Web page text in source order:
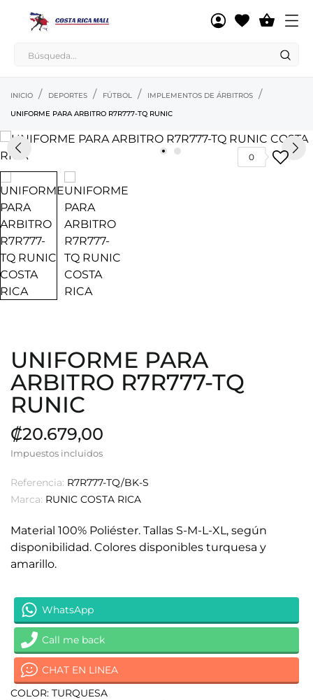

INICIO DEPORTES FÚTBOL
IMPLEMENTOS DE ÁRBITROS
UNIFORME PARA ARBITRO R7R777-TQ RUNIC
0
UNIFORME PARA
ARBITRO R7R777-TQ
RUNIC
₡20.679,00
Impuestos incluidos
Referencia: R7R777-TQ/BK-S
Marca: RUNIC COSTA RICA
Material 100% Poliéster. Tallas S-M-L-XL, según
disponibilidad. Colores disponibles turquesa y
amarillo.
WhatsApp
Call me back
CHAT EN LINEA
COLOR: TURQUESA